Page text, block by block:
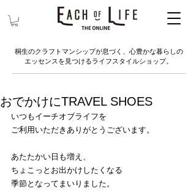
桐生のクラフトマンシップが息づく、心豊かな暮らしの
エッセンスを見つけるライフスタイルショップ。
おでかけにTRAVEL SHOES
いつもイーチオブライフを
ご利用いただきありがとうございます。
あたたかい日も増え、
ちょこっとお出かけしたくなる
季節となってまいりました。